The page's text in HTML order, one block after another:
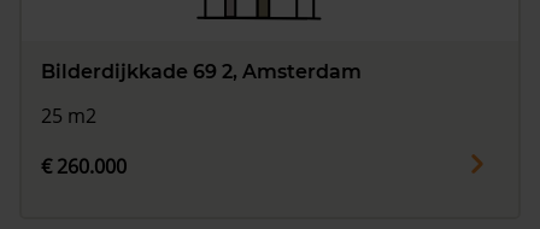
Bilderdijkkade 69 2, Amsterdam
25 m2
€ 260.000